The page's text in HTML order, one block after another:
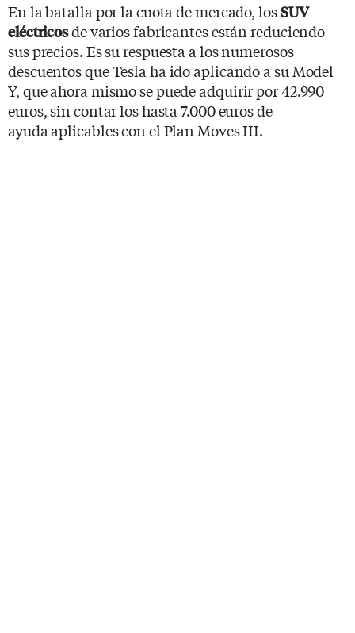
En la batalla por la cuota de mercado, losSUV
eléctricosde varios fabricantes están reduciendo
sus precios. Es su respuesta a los numerosos
descuentos que Tesla ha ido aplicando a su Model
Y, que ahora mismo se puede adquirir por 42.990
euros, sin contar los hasta 7.000 euros de
ayuda aplicables con el Plan Moves III.